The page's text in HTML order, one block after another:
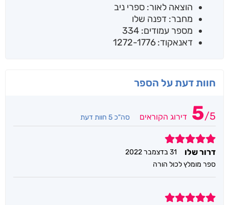
הוצאה לאור: ספרי ניב
מחבר: דפנה שלו
מספר עמודים: 334
דאנאקוד: 1272-1776
חוות דעת על הספר
5/5 דירוג הקוראים סה"כ 5 חוות דעת
5
דרור שלו
31 בדצמבר 2022
ספר מומלץ לכול הורה
5